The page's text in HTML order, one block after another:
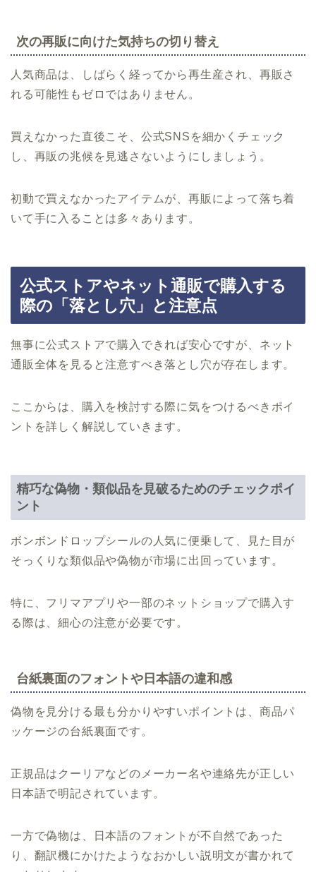
次の再販に向けた気持ちの切り替え
人気商品は、しばらく経ってから再生産され、再販さ
れる可能性もゼロではありません。
買えなかった直後こそ、公式SNSを細かくチェック
し、再販の兆候を見逃さないようにしましょう。
初動で買えなかったアイテムが、再販によって落ち着
いて手に入ることは多々あります。
公式ストアやネット通販で購入する
際の「落とし穴」と注意点
無事に公式ストアで購入できれば安心ですが、ネット
通販全体を見ると注意すべき落とし穴が存在します。
ここからは、購入を検討する際に気をつけるべきポイ
ントを詳しく解説していきます。
精巧な偽物・類似品を見破るためのチェックポイ
ント
ボンボンドロップシールの人気に便乗して、見た目が
そっくりな類似品や偽物が市場に出回っています。
特に、フリマアプリや一部のネットショップで購入す
る際は、細心の注意が必要です。
台紙裏面のフォントや日本語の違和感
偽物を見分ける最も分かりやすいポイントは、商品パ
ッケージの台紙裏面です。
正規品はクーリアなどのメーカー名や連絡先が正しい
日本語で明記されています。
一方で偽物は、日本語のフォントが不自然であった
り、翻訳機にかけたようなおかしい説明文が書かれて